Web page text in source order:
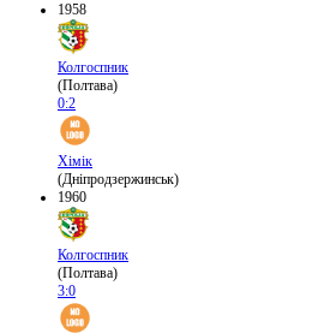
1958
Колгоспник
(Полтава)
0:2
Хімік
(Дніпродзержинськ)
1960
Колгоспник
(Полтава)
3:0